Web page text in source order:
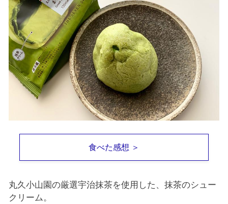
食べた感想 ＞
丸久小山園の厳選宇治抹茶を使用した、抹茶のシュー
クリーム。